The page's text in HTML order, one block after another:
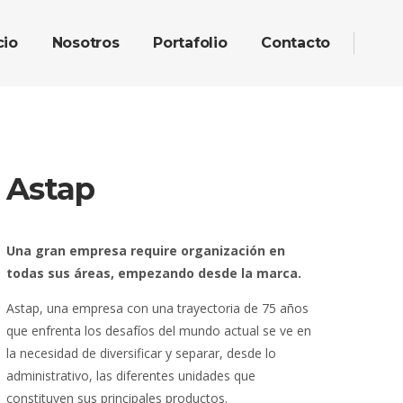
Nosotros Portafolio Contacto
Astap
Una gran empresa require organización en
todas sus áreas, empezando desde la marca.
Astap, una empresa con una trayectoria de 75 años
que enfrenta los desafíos del mundo actual se ve en
la necesidad de diversificar y separar, desde lo
administrativo, las diferentes unidades que
constituyen sus principales productos.